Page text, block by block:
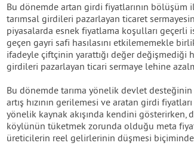
Bu dönemde artan girdi fiyatlarının bölüşüm
tarımsal girdileri pazarlayan ticaret
piyasalarda esnek fiyatlama koşulları
geçen gayri safi hasılasını etkilememekle
ifadeyle çiftçinin yarattığı değer değişmediği
girdileri pazarlayan ticari sermaye lehine
Bu dönemde tarıma yönelik devlet
artış hızının gerilemesi ve aratan girdi
yönelik kaynak akışında kendini gösterirken,
köylünün tüketmek zorunda olduğu meta
üreticilerin reel gelirlerinin düşmesi